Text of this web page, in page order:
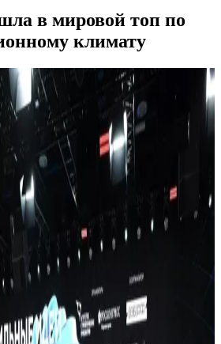
в мировой топ по
климату